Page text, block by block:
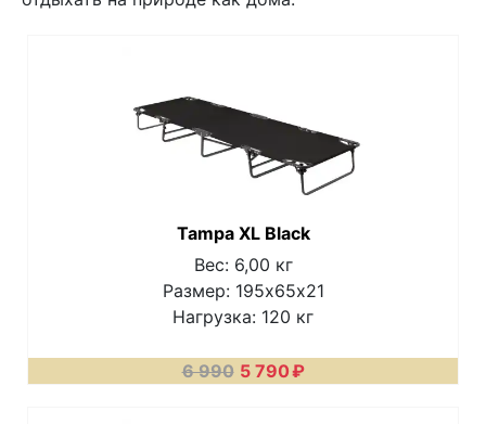
Tampa XL Black
Вес: 6,00 кг
Размер: 195х65х21
Нагрузка: 120 кг
6 990 5 790₽